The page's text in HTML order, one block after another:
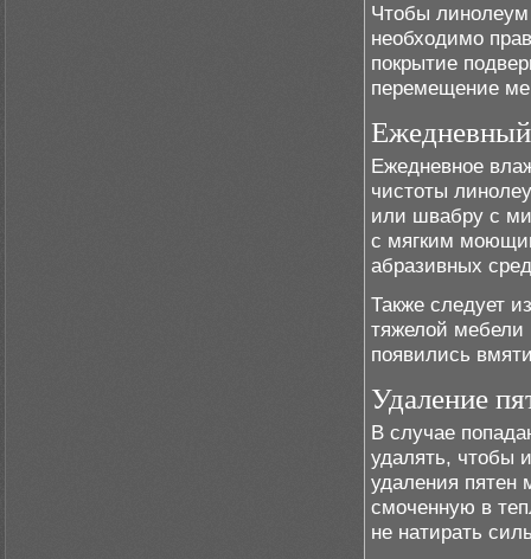
Чтобы
необходимо
покрытие
перемещение
Ежедневное
чистоты
или швабру с
с мягким
абразивных
Также следует
тяжелой
появились
Удаление
В случае
удалять, чтобы
удаления пятен
смоченную в
не натирать